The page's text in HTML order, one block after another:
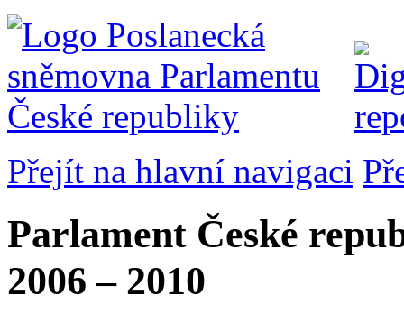
Přejít na hlavní navigaci
Parlament České
2006 – 2010